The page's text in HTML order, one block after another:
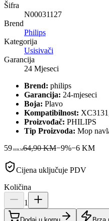
Šifra
N00031127
Brend
Philips
Kategorija
Usisivači
Garancija
24 Mjeseci
Brend: philips
Garancija: 24-mjeseci
Boja: Plavo
Kompatibilnost:
Proizvođač: PHILIPS
Tip Proizvoda: Mop
59 00KM64,90 KM−9%−6KM
Cijena uključuje PDV
Količina
1